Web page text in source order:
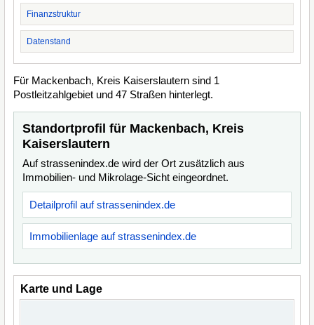
Finanzstruktur
Datenstand
Für Mackenbach, Kreis Kaiserslautern sind 1
Postleitzahlgebiet und 47 Straßen hinterlegt.
Standortprofil für Mackenbach, Kreis
Kaiserslautern
Auf strassenindex.de wird der Ort zusätzlich aus
Immobilien- und Mikrolage-Sicht eingeordnet.
Detailprofil auf strassenindex.de
Immobilienlage auf strassenindex.de
Karte und Lage